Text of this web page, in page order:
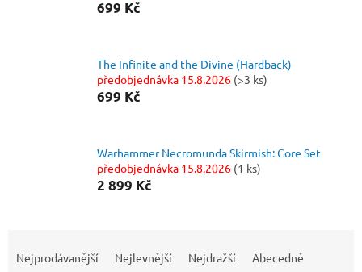
699 Kč
The Infinite and the Divine (Hardback)
předobjednávka 15.8.2026 (>3 ks)
699 Kč
Warhammer Necromunda Skirmish: Core Set
předobjednávka 15.8.2026 (1 ks)
2 899 Kč
Nejprodávanější Nejlevnější Nejdražší Abecedně